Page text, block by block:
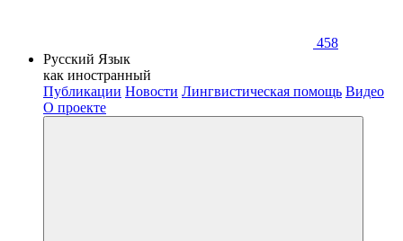
458
Русский Язык
как иностранный
Публикации Новости Лингвистическая помощь Видео
О проекте